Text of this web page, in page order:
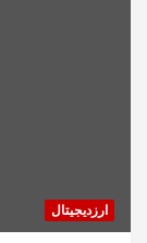
ارزدیجیتال